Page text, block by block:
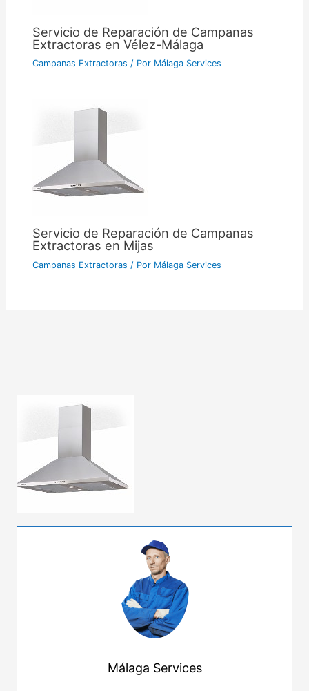
Servicio de Reparación de Campanas
Extractoras en Vélez-Málaga
Campanas Extractoras / Por Málaga Services
Servicio de Reparación de Campanas
Extractoras en Mijas
Campanas Extractoras / Por Málaga Services
Málaga Services